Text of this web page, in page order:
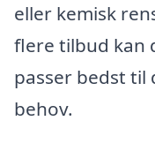
eller kemisk
flere tilbud kan
passer bedst til
behov.